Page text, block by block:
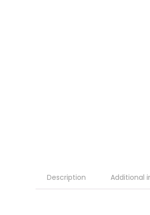
Description Additional